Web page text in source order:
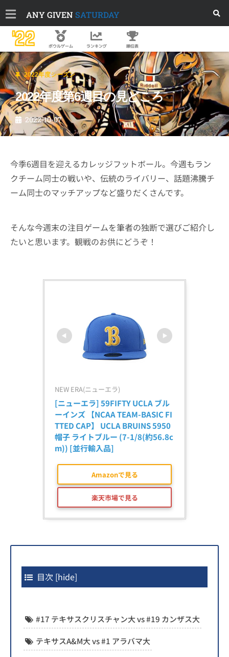
ANY GIVEN SATURDAY
'22 ボウルゲーム ランキング 順位表
2022年度シーズン
2022年度第6週目の見どころ
2022-10-07
今季6週目を迎えるカレッジフットボール。今週もラン
クチーム同士の戦いや、伝統のライバリー、話題沸騰チ
ーム同士のマッチアップなど盛りだくさんです。
そんな今週末の注目ゲームを筆者の独断で選びご紹介し
たいと思います。観戦のお供にどうぞ！
NEW ERA(ニューエラ)
[ニューエラ] 59FIFTY UCLA ブル
ーインズ 【NCAA TEAM-BASIC FI
TTED CAP】 UCLA BRUINS 5950
帽子 ライトブルー (7-1/8(約56.8c
m)) [並行輸入品]
Amazonで見る
楽天市場で見る
目次 [hide]
#17 テキサスクリスチャン大 vs #19 カンザス大
テキサスA&M大 vs #1 アラバマ大